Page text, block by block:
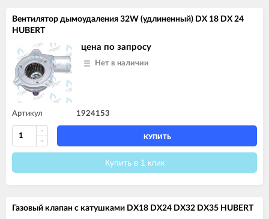
Вентилятор дымоудаления 32W (удлиненный) DX 18 DX 24
HUBERT
цена по запросу
Нет в наличии
Артикул 1924153
КУПИТЬ
Купить в 1 клик
Газовый клапан с катушками DX18 DX24 DX32 DX35 HUBERT